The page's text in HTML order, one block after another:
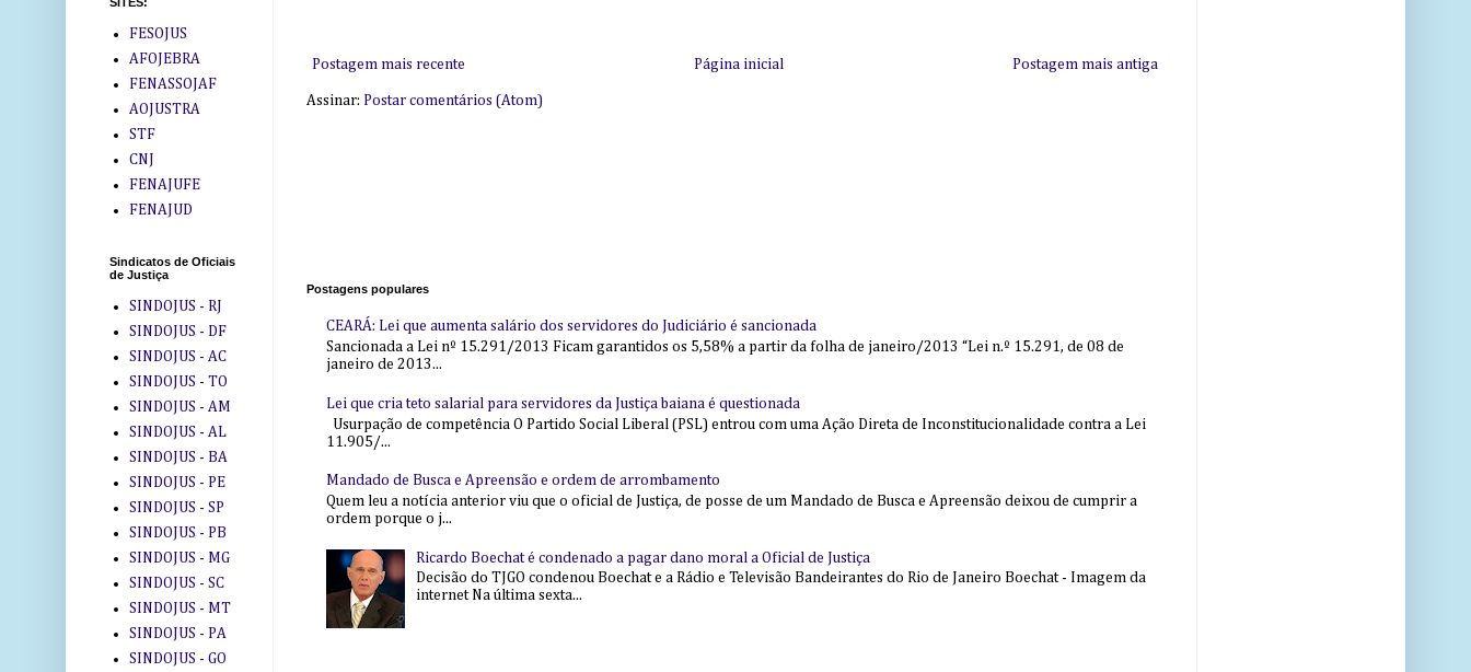
Postagem mais recente Postagem mais antiga
Página inicial
Assinar: Postar comentários (Atom)
Postagens populares
CEARÁ: Lei que aumenta salário dos servidores do Judiciário é sancionada
Sancionada a Lei nº 15.291/2013 Ficam garantidos os 5,58% a partir da folha de janeiro/2013 “Lei n.º 15.291, de 08 de
janeiro de 2013...
Lei que cria teto salarial para servidores da Justiça baiana é questionada
Usurpação de competência O Partido Social Liberal (PSL) entrou com uma Ação Direta de Inconstitucionalidade contra a Lei
11.905/...
Mandado de Busca e Apreensão e ordem de arrombamento
Quem leu a notícia anterior viu que o oficial de Justiça, de posse de um Mandado de Busca e Apreensão deixou de cumprir a
ordem porque o j...
Ricardo Boechat é condenado a pagar dano moral a Oficial de Justiça
Decisão do TJGO condenou Boechat e a Rádio e Televisão Bandeirantes do Rio de Janeiro Boechat - Imagem da
internet Na última sexta...
FESOJUS
AFOJEBRA
FENASSOJAF
AOJUSTRA
STF
CNJ
FENAJUFE
FENAJUD
Sindicatos de Oficiais
de Justiça
SINDOJUS - RJ
SINDOJUS - DF
SINDOJUS - AC
SINDOJUS - TO
SINDOJUS - AM
SINDOJUS - AL
SINDOJUS - BA
SINDOJUS - PE
SINDOJUS - SP
SINDOJUS - PB
SINDOJUS - MG
SINDOJUS - SC
SINDOJUS - MT
SINDOJUS - PA
SINDOJUS - GO